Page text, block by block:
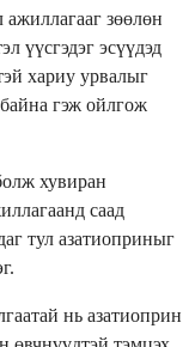
зөөлөн
үүсгэдэг эсүүдэд
хариу урвалыг
гэж ойлгож
хувиран
саад
тул азатиоприныг
нь азатиоприн